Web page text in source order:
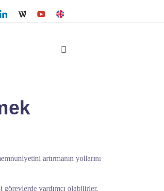
artırmanın yollarını
yardımcı olabilirler.